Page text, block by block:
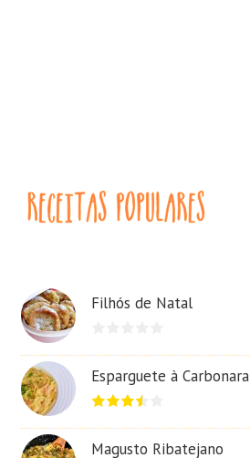
Filhós de Natal
Esparguete à Carbonara
Magusto Ribatejano